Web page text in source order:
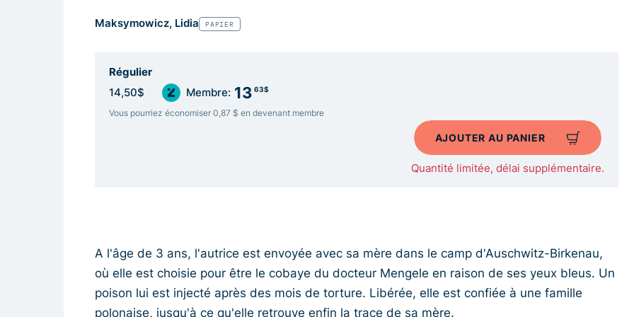
Maksymowicz, Lidia PAPIER
Régulier
14,50$ Membre: 13 63$
Vous pourriez économiser 0,87 $ en devenant membre
AJOUTER AU PANIER
Quantité limitée, délai supplémentaire.
A l'âge de 3 ans, l'autrice est envoyée avec sa mère dans le camp d'Auschwitz-Birkenau,
où elle est choisie pour être le cobaye du docteur Mengele en raison de ses yeux bleus. Un
poison lui est injecté après des mois de torture. Libérée, elle est confiée à une famille
polonaise, jusqu'à ce qu'elle retrouve enfin la trace de sa mère.